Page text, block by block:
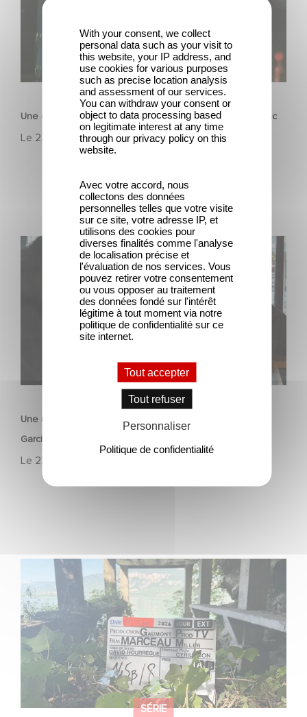
FILM
Une date de sortie pour le nouveau film de Franck Dubosc
Le 22 juillet 2026
FILM
Une nouvelle comédie avec Baptiste Lecaplain et José
Garcia en 2027 !
Le 22 juillet 2026
Une nouvelle comédie avec Baptiste Lecaplain et José
Garcia en 2027 !
SÉRIE
Le tournage de la mini-série Le Roman de Marceau Miller
a débuté
With your consent, we collect
personal data such as your visit to
this website, your IP address, and
use cookies for various purposes
such as precise location analysis
and assessment of our services.
You can withdraw your consent or
object to data processing based
on legitimate interest at any time
through our privacy policy on this
website.
Avec votre accord, nous
collectons des données
personnelles telles que votre visite
sur ce site, votre adresse IP, et
utilisons des cookies pour
diverses finalités comme l'analyse
de localisation précise et
l'évaluation de nos services. Vous
pouvez retirer votre consentement
ou vous opposer au traitement
des données fondé sur l'intérêt
légitime à tout moment via notre
politique de confidentialité sur ce
site internet.
Tout accepter
Tout refuser
Personnaliser
Politique de confidentialité